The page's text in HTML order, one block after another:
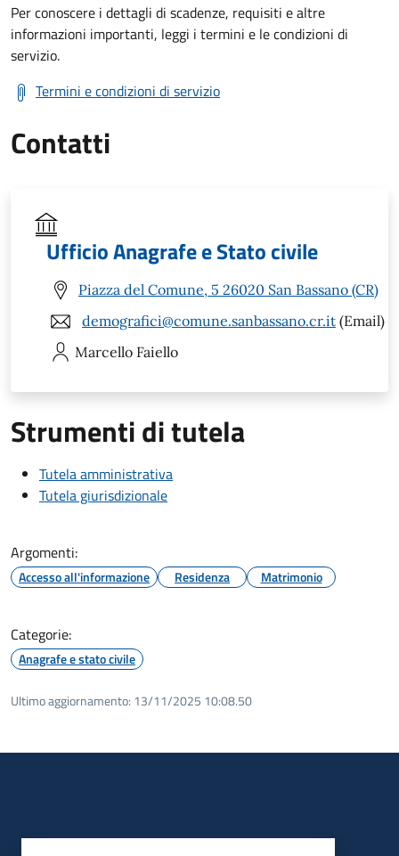
Per conoscere i dettagli di scadenze, requisiti e altre
informazioni importanti, leggi i termini e le condizioni di
servizio.
Termini e condizioni di servizio
Contatti
Ufficio Anagrafe e Stato civile
Piazza del Comune, 5 26020 San Bassano (CR)
demografici@comune.sanbassano.cr.it (Email)
Marcello Faiello
Strumenti di tutela
Tutela amministrativa
Tutela giurisdizionale
Argomenti:
Accesso all'informazione Residenza Matrimonio
Categorie:
Anagrafe e stato civile
Ultimo aggiornamento: 13/11/2025 10:08.50